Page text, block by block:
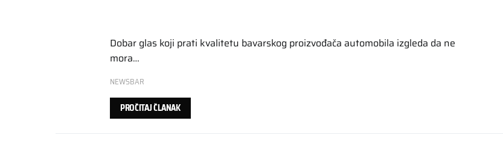
Dobar glas koji prati kvalitetu bavarskog proizvođača automobila izgleda da ne
mora…
NEWSBAR
PROČITAJ ČLANAK